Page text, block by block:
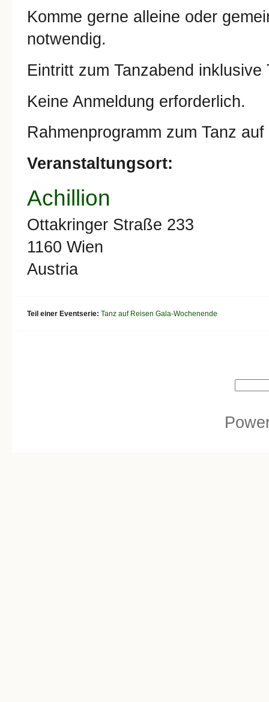
Komme gerne alleine oder
notwendig.
Eintritt zum Tanzabend
Keine Anmeldung erforderlich.
Rahmenprogramm zum Tanz
Veranstaltungsort:
Achillion
Ottakringer Straße 233
1160 Wien
Austria
Teil einer Eventserie: Tanz auf Reisen Gala-Wochenende
Search